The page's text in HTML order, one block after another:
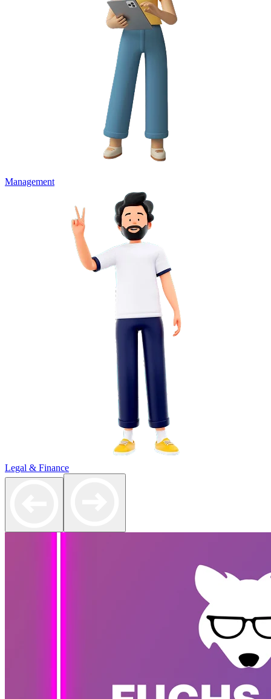
Management
Legal & Finance